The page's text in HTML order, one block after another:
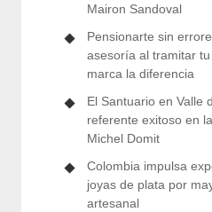
Mairon Sandoval
Pensionarte sin
asesoría al tramitar
marca la diferencia
El Santuario en Valle
referente exitoso en
Michel Domit
Colombia impulsa
joyas de plata por
artesanal